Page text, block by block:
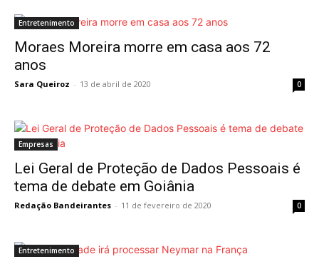
Entretenimento
Moraes Moreira morre em casa aos 72
anos
Sara Queiroz - 13 de abril de 2020 0
Empresas
Lei Geral de Proteção de Dados Pessoais é
tema de debate em Goiânia
Redação Bandeirantes - 11 de fevereiro de 2020 0
Entretenimento